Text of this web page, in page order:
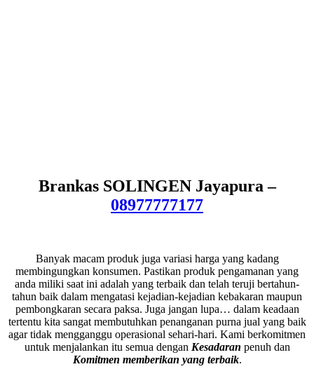
Brankas SOLINGEN Jayapura –
08977777177
Banyak macam produk juga variasi harga yang kadang
membingungkan konsumen. Pastikan produk pengamanan yang
anda miliki saat ini adalah yang terbaik dan telah teruji bertahun-
tahun baik dalam mengatasi kejadian-kejadian kebakaran maupun
pembongkaran secara paksa. Juga jangan lupa… dalam keadaan
tertentu kita sangat membutuhkan penanganan purna jual yang baik
agar tidak mengganggu operasional sehari-hari. Kami berkomitmen
untuk menjalankan itu semua dengan Kesadaran penuh dan
Komitmen memberikan yang terbaik.